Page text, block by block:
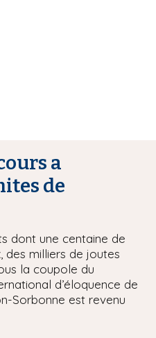
a
de
dont une centaine de
des milliers de joutes
la coupole du
d’éloquence de
Sorbonne est revenu